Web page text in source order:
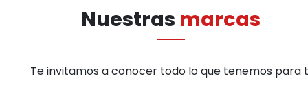
Nuestras marcas
Te invitamos a conocer todo lo que tenemos para